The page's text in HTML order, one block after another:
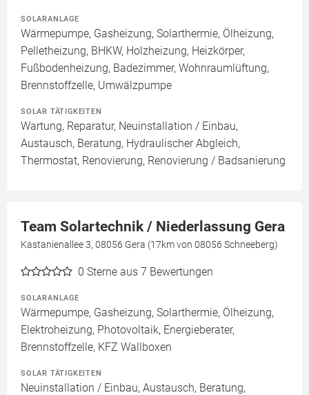
SOLARANLAGE
Wärmepumpe, Gasheizung, Solarthermie, Ölheizung,
Pelletheizung, BHKW, Holzheizung, Heizkörper,
Fußbodenheizung, Badezimmer, Wohnraumlüftung,
Brennstoffzelle, Umwälzpumpe
SOLAR TÄTIGKEITEN
Wartung, Reparatur, Neuinstallation / Einbau,
Austausch, Beratung, Hydraulischer Abgleich,
Thermostat, Renovierung, Renovierung / Badsanierung
Team Solartechnik / Niederlassung Gera
Kastanienallee 3, 08056 Gera (17km von 08056 Schneeberg)
0 Sterne aus 7 Bewertungen
SOLARANLAGE
Wärmepumpe, Gasheizung, Solarthermie, Ölheizung,
Elektroheizung, Photovoltaik, Energieberater,
Brennstoffzelle, KFZ Wallboxen
SOLAR TÄTIGKEITEN
Neuinstallation / Einbau, Austausch, Beratung,